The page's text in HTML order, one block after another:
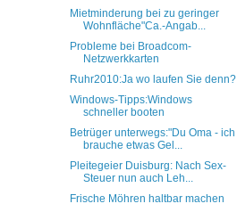
Mietminderung bei zu geringer
Wohnfläche"Ca.-Angab...
Probleme bei Broadcom-
Netzwerkkarten
Ruhr2010:Ja wo laufen Sie denn?
Windows-Tipps:Windows
schneller booten
Betrüger unterwegs:"Du Oma - ich
brauche etwas Gel...
Pleitegeier Duisburg: Nach Sex-
Steuer nun auch Leh...
Frische Möhren haltbar machen